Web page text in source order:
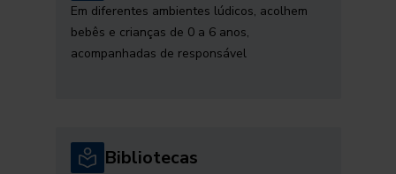
Em diferentes ambientes lúdicos, acolhem
bebês e crianças de 0 a 6 anos,
acompanhadas de responsável
Bibliotecas